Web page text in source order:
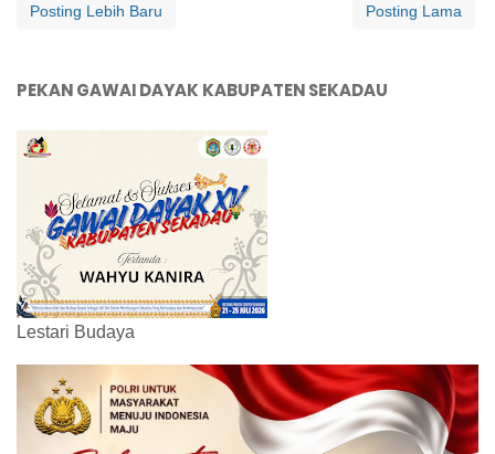
Posting Lebih Baru Posting Lama
PEKAN GAWAI DAYAK KABUPATEN SEKADAU
Lestari Budaya